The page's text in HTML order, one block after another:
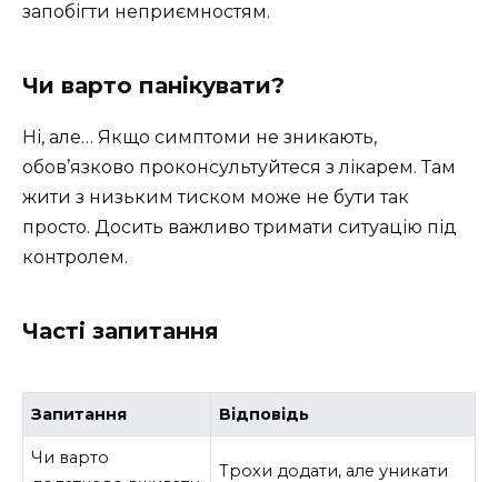
запобігти неприємностям.
Чи варто панікувати?
Ні, але… Якщо симптоми не зникають,
обов’язково проконсультуйтеся з лікарем. Там
жити з низьким тиском може не бути так
просто. Досить важливо тримати ситуацію під
контролем.
Часті запитання
Запитання Відповідь
Чи варто
Трохи додати, але уникати